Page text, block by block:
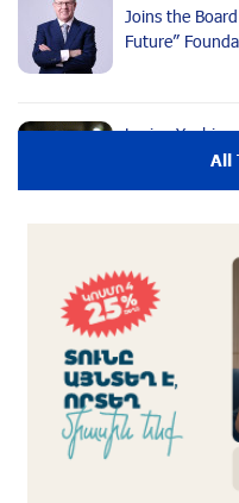
Joins the
Future”
Lusine
the Music for
Young
Program,
Anniversary
Foundation
Philharmonia” Symphony
Young
Bring the
All